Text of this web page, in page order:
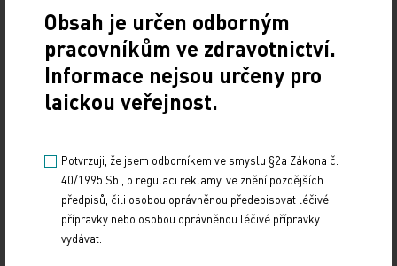
doma na PC nebo tabletu. Umožňují opakování,
což znamená, že svoji paměť mohou sledovat
dlouhodobě a pozorovat změny. Navíc tato forma
testování pomáhá výzkumu – pokud aplikaci
používá mnoho lidí, vědci získají cenná data, jak
paměti by se pak mohlo stát běžnou součástí
primární prevence.
Podle novelizovaných doporučených
Obsah je určen odborným
pracovníkům ve zdravotnictví.
Informace nejsou určeny pro
laickou veřejnost.
Potvrzuji, že jsem odborníkem ve smyslu §2a Zákona č.
40/1995 Sb., o regulaci reklamy, ve znění pozdějších
předpisů, čili osobou oprávněnou předepisovat léčivé
přípravky nebo osobou oprávněnou léčivé přípravky
vydávat.